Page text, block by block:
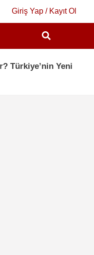
Giriş Yap / Kayıt Ol
Türkiye’nin Yeni